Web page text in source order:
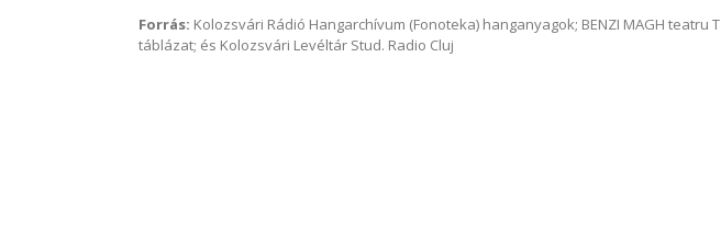
Forrás: Kolozsvári Rádió Hangarchívum (Fonoteka) hanganyagok; BENZI MAGH teatru T
táblázat; és Kolozsvári Levéltár Stud. Radio Cluj